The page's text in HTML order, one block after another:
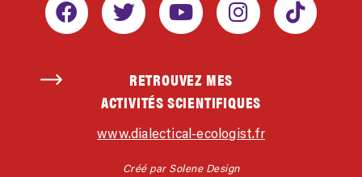
RETROUVEZ MES
ACTIVITÉS SCIENTIFIQUES
www.dialectical-ecologist.fr
Créé par Solene Design